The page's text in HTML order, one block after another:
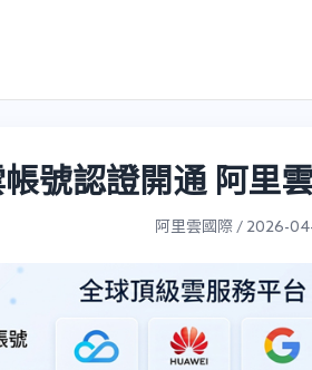
帳號認證開通 阿里
阿里雲國際 / 2026-